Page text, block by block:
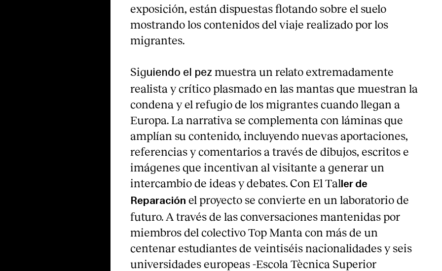
exposición, están dispuestas flotando sobre el suelo
mostrando los contenidos del viaje realizado por los
migrantes.
Siguiendo el pez muestra un relato extremadamente
realista y crítico plasmado en las mantas que muestran la
condena y el refugio de los migrantes cuando llegan a
Europa. La narrativa se complementa con láminas que
amplían su contenido, incluyendo nuevas aportaciones,
referencias y comentarios a través de dibujos, escritos e
imágenes que incentivan al visitante a generar un
intercambio de ideas y debates. Con El Tal ler de
Reparación el proyecto se convierte en un laboratorio de
futuro. A través de las conversaciones mantenidas por
miembros del colectivo Top Manta con más de un
centenar estudiantes de veintiséis nacionalidades y seis
universidades europeas -Escola Tècnica Superior